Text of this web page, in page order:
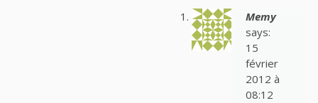
Memy
says:
15
février
2012 à
08:12